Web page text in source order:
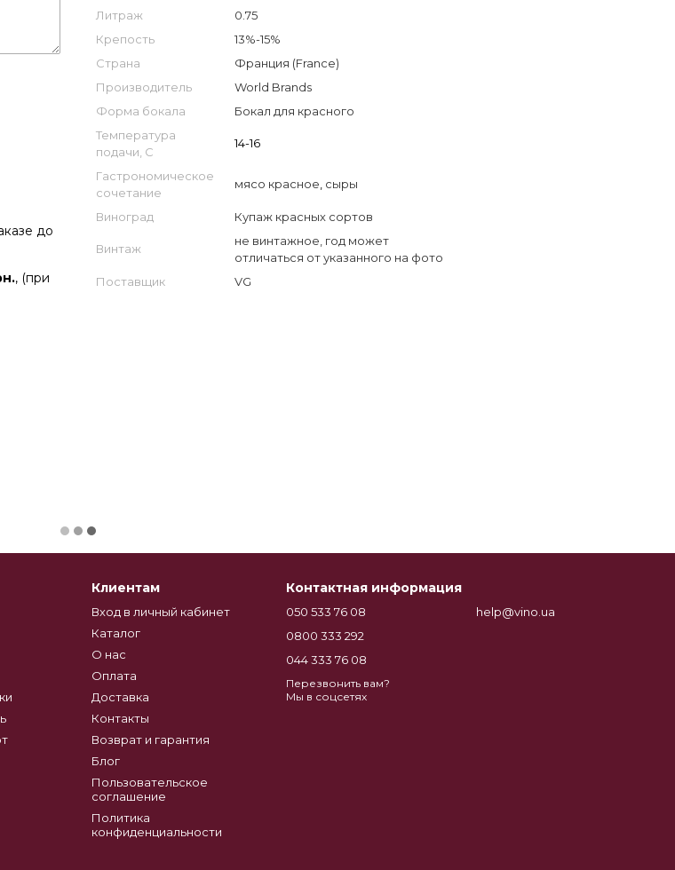
до
, (при
Литраж
0.75
Крепость
13%-15%
Страна
Франция (France)
Производитель
World Brands
Форма бокала
Бокал для красного
Температура
подачи, С
14-16
Гастрономическое
сочетание
мясо красное сыры
Виноград Купаж красных сортов
Винтаж
не винтажное, год может
отличаться от указанного на фото
Поставщик
VG
Клиентам
Вход в личный кабинет
Каталог
О нас
Оплата
Доставка
Контакты
Возврат и гарантия
Блог
Пользовательское
соглашение
Политика
конфиденциальности
Контактная информация
050 533 76 08
0800 333 292
044 333 76 08
Перезвонить вам?
help@vino.ua
Мы в соцсетях